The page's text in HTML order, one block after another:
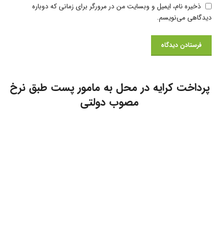
ذخیره نام، ایمیل و وبسایت من در مرورگر برای زمانی که دوباره
دیدگاهی می‌نویسم.
پرداخت کرایه در محل به مامور پست طبق نرخ
مصوب دولتی